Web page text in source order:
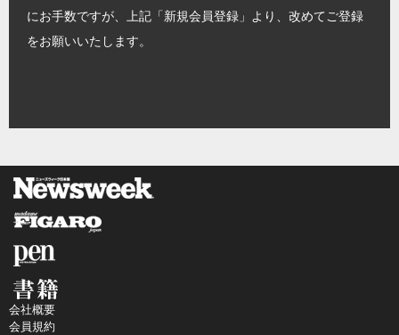
にお手数ですが、上記「新規会員登録」より、改めてご登録
をお願いいたします。
会社概要
会員規約